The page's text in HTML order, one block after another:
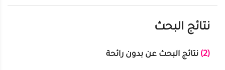
نتائج البحث
(2) نتائج البحث عن بدون رائحة